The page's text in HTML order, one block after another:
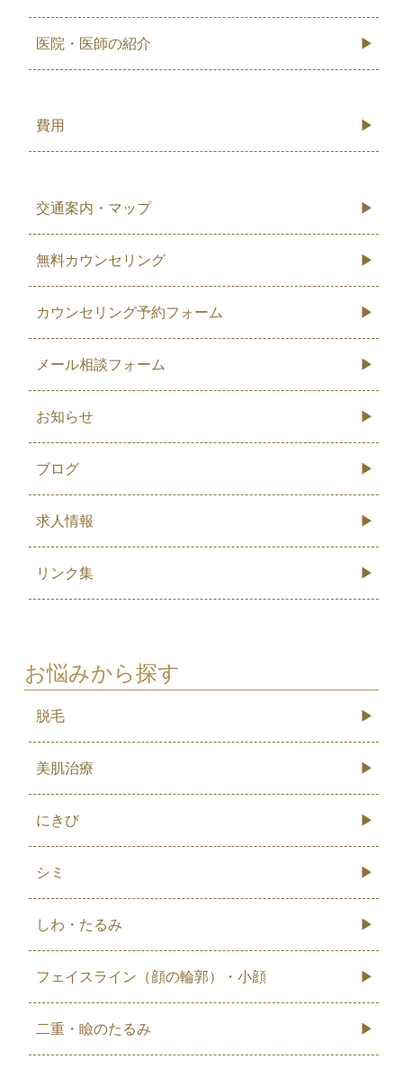
医院・医師の紹介
費用
交通案内・マップ
無料カウンセリング
カウンセリング予約フォーム
メール相談フォーム
お知らせ
ブログ
求人情報
リンク集
お悩みから探す
脱毛
美肌治療
にきび
シミ
しわ・たるみ
フェイスライン（顔の輪郭）・小顔
二重・瞼のたるみ